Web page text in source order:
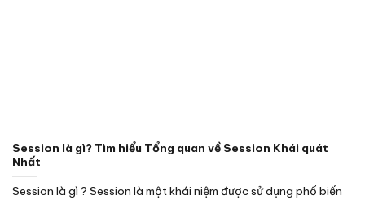
Session là gì? Tìm hiểu Tổng quan về Session Khái quát
Nhất
Session là gì ? Session là một khái niệm được sử dụng phổ biến